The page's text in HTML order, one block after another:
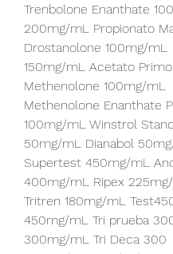
Trenbolone Enanthate
200mg/mL Propionato
Drostanolone 100mg/mL
150mg/mL Acetato
Methenolone 100mg/mL
Methenolone Enanthate
100mg/mL Winstrol
50mg/mL Dianabol
Supertest 450mg/mL
400mg/mL Ripex 225mg/
Tritren 180mg/mL
450mg/mL Tri prueba
300mg/mL Tri Deca 300